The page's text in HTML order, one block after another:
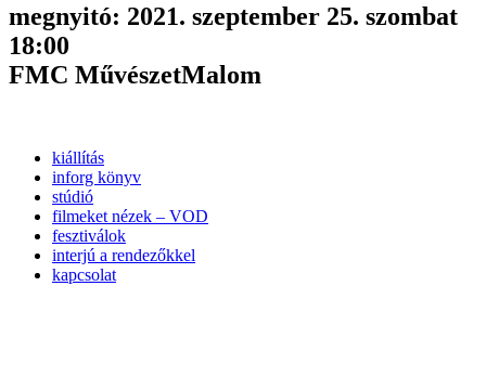
megnyitó: 2021. szeptember 25. szombat
18:00
FMC MűvészetMalom
kiállítás
inforg könyv
stúdió
filmeket nézek – VOD
fesztiválok
interjú a rendezőkkel
kapcsolat